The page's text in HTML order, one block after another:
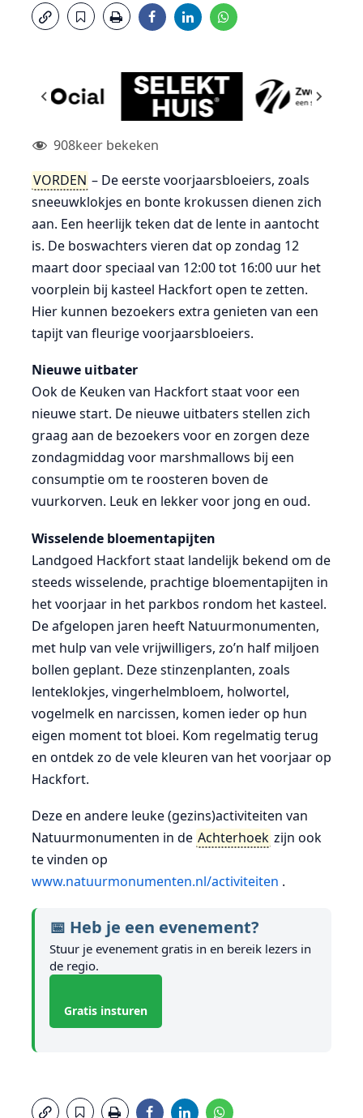
908keer bekeken
VORDEN – De eerste voorjaarsbloeiers, zoals
sneeuwklokjes en bonte krokussen dienen zich
aan. Een heerlijk teken dat de lente in aantocht
is. De boswachters vieren dat op zondag 12
maart door speciaal van 12:00 tot 16:00 uur het
voorplein bij kasteel Hackfort open te zetten.
Hier kunnen bezoekers extra genieten van een
tapijt van fleurige voorjaarsbloeiers.
Nieuwe uitbater
Ook de Keuken van Hackfort staat voor een
nieuwe start. De nieuwe uitbaters stellen zich
graag aan de bezoekers voor en zorgen deze
zondagmiddag voor marshmallows bij een
consumptie om te roosteren boven de
vuurkorven. Leuk en lekker voor jong en oud.
Wisselende bloementapijten
Landgoed Hackfort staat landelijk bekend om de
steeds wisselende, prachtige bloementapijten in
het voorjaar in het parkbos rondom het kasteel.
De afgelopen jaren heeft Natuurmonumenten,
met hulp van vele vrijwilligers, zo’n half miljoen
bollen geplant. Deze stinzenplanten, zoals
lenteklokjes, vingerhelmbloem, holwortel,
vogelmelk en narcissen, komen ieder op hun
eigen moment tot bloei. Kom regelmatig terug
en ontdek zo de vele kleuren van het voorjaar op
Hackfort.
Deze en andere leuke (gezins)activiteiten van
Natuurmonumenten in de Achterhoek zijn ook
te vinden op
www.natuurmonumenten.nl/activiteiten .
📅 Heb je een evenement?
Stuur je evenement gratis in en bereik lezers in
de regio.
Gratis insturen